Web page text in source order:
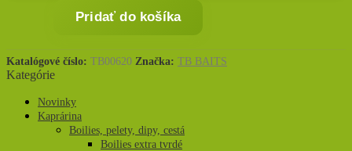
Pridať do košíka
Katalógové číslo: TB00620 Značka: TB BAITS
Kategórie
Novinky
Kaprárina
Boilies, pelety, dipy, cestá
Boilies extra tvrdé